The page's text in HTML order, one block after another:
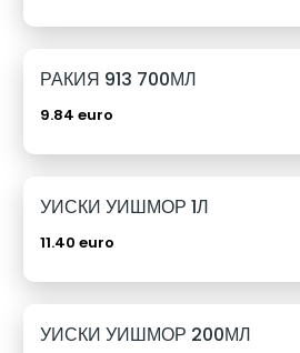
РАКИЯ 913 700МЛ
9.84 euro
УИСКИ УИШМОР 1Л
11.40 euro
УИСКИ УИШМОР 200МЛ